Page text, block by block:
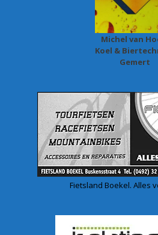
Michel van
Koel &
Gemert
Fietsland Boekel. Alles